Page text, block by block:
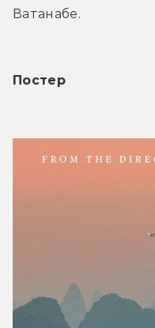
Ватанабе.
Постер